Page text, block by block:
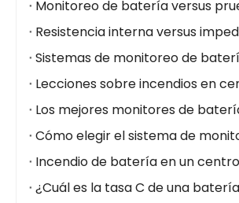
¿Cuál es la tasa C de una